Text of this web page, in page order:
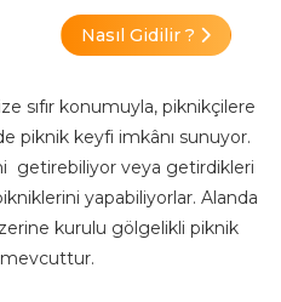
Nasıl Gidilir ?
sıfır konumuyla, piknikçilere
piknik keyfi imkânı sunuyor.
getirebiliyor veya getirdikleri
yapabiliyorlar. Alanda
kurulu gölgelikli piknik
mevcuttur.